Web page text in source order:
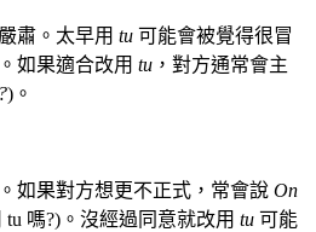
肅。太早用 tu 可能會被覺得很冒
。如果適合改用 tu ，對方通常會主
)。
。如果對方想更不正式，常會說 On
嗎?)。沒經過同意就改用 tu 可能